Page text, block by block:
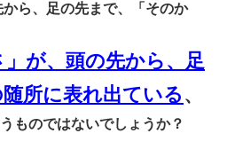
ら、足の先まで、「そのか
」が、頭の先から、足
所に表れ出ている 、
ものではないでしょうか？